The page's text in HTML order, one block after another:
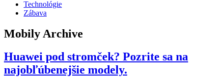
Technológie
Zábava
Mobily Archive
Huawei pod stromček? Pozrite sa na
najobľúbenejšie modely.